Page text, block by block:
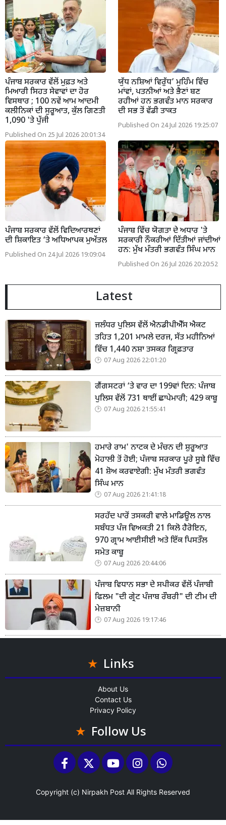
ਪੰਜਾਬ ਸਰਕਾਰ ਵੱਲੋਂ ਮੁਫ਼ਤ ਅਤੇ
ਮਿਆਰੀ ਸਿਹਤ ਸੇਵਾਵਾਂ ਦਾ ਹੋਰ
ਵਿਸਥਾਰ ; 100 ਨਵੇਂ ਆਮ ਆਦਮੀ
ਕਲੀਨਿਕਾਂ ਦੀ ਸੁਰੂਆਤ, ਕੁੱਲ ਗਿਣਤੀ
1,090 'ਤੇ ਪੁੱਜੀ
Published On 25 Jul 2026 20:01:34
ਯੁੱਧ ਨਸ਼ਿਆਂ ਵਿਰੁੱਧ’ ਮੁਹਿੰਮ ਵਿੱਚ
ਮਾਂਵਾਂ, ਪਤਨੀਆਂ ਅਤੇ ਭੈਣਾਂ ਬਣ
ਰਹੀਆਂ ਹਨ ਭਗਵੰਤ ਮਾਨ ਸਰਕਾਰ
ਦੀ ਸਭ ਤੋਂ ਵੱਡੀ ਤਾਕਤ
Published On 24 Jul 2026 19:25:07
ਪੰਜਾਬ ਸਰਕਾਰ ਵੱਲੋਂ ਵਿਦਿਆਰਥਣਾਂ
ਦੀ ਸ਼ਿਕਾਇਤ ‘ਤੇ ਅਧਿਆਪਕ ਮੁਅੱਤਲ
Published On 24 Jul 2026 19:09:04
ਪੰਜਾਬ ਵਿੱਚ ਯੋਗਤਾ ਦੇ ਅਧਾਰ 'ਤੇ
ਸਰਕਾਰੀ ਨੌਕਰੀਆਂ ਦਿੱਤੀਆਂ ਜਾਂਦੀਆਂ
ਹਨ: ਮੁੱਖ ਮੰਤਰੀ ਭਗਵੰਤ ਸਿੰਘ ਮਾਨ
Published On 26 Jul 2026 20:20:52
Latest
ਜਲੰਧਰ ਪੁਲਿਸ ਵੱਲੋਂ ਐਨਡੀਪੀਐੱਸ ਐਕਟ
ਤਹਿਤ 1,201 ਮਾਮਲੇ ਦਰਜ, ਸੱਤ ਮਹੀਨਿਆਂ
ਵਿੱਚ 1,440 ਨਸ਼ਾ ਤਸਕਰ ਗ੍ਰਿਫ਼ਤਾਰ
07 Aug 2026 22:01:20
ਗੈਂਗਸਟਰਾਂ ‘ਤੇ ਵਾਰ ਦਾ 199ਵਾਂ ਦਿਨ: ਪੰਜਾਬ
ਪੁਲਿਸ ਵੱਲੋਂ 731 ਥਾਈਂ ਛਾਪੇਮਾਰੀ; 429 ਕਾਬੂ
07 Aug 2026 21:55:41
ਹਮਾਰੇ ਰਾਮ' ਨਾਟਕ ਦੇ ਮੰਚਨ ਦੀ ਸ਼ੁਰੂਆਤ
ਮੋਹਾਲੀ ਤੋਂ ਹੋਈ; ਪੰਜਾਬ ਸਰਕਾਰ ਪੂਰੇ ਸੂਬੇ ਵਿੱਚ
41 ਸ਼ੋਅ ਕਰਵਾਏਗੀ: ਮੁੱਖ ਮੰਤਰੀ ਭਗਵੰਤ
ਸਿੰਘ ਮਾਨ
07 Aug 2026 21:41:18
ਸਰਹੱਦ ਪਾਰੋਂ ਤਸਕਰੀ ਵਾਲੇ ਮਾਡਿਊਲ ਨਾਲ
ਸਬੰਧਤ ਪੰਜ ਵਿਅਕਤੀ 21 ਕਿਲੋ ਹੈਰੋਇਨ,
970 ਗ੍ਰਾਮ ਆਈਸੀਈ ਅਤੇ ਇੱਕ ਪਿਸਤੌਲ
ਸਮੇਤ ਕਾਬੂ
07 Aug 2026 20:44:06
ਪੰਜਾਬ ਵਿਧਾਨ ਸਭਾ ਦੇ ਸਪੀਕਰ ਵੱਲੋਂ ਪੰਜਾਬੀ
ਫਿਲਮ "ਦੀ ਗ੍ਰੇਟ ਪੰਜਾਬ ਰੌਬਰੀ" ਦੀ ਟੀਮ ਦੀ
ਮੇਜ਼ਬਾਨੀ
07 Aug 2026 19:17:46
Links
About Us
Contact Us
Privacy Policy
Follow Us
Copyright (c) Nirpakh Post All Rights Reserved